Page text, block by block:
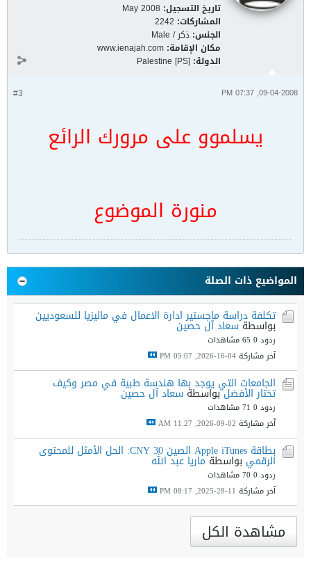
تاريخ التسجيل: May 2008
المشاركات: 2242
الجنس: ذكر / Male
مكان الإقامة: www.ienajah.com
الدولة: Palestine [PS]
#3 09-04-2008, 07:37 PM
يسلموو على مرورك الرائع
منورة الموضوع
المواضيع ذات الصلة
تكلفة دراسة ماجستير ادارة الاعمال في ماليزيا للسعوديين
بواسطةسعاد آل حصين
ردود 0
65 مشاهدات
آخر مشاركة04-16-2026, 05:07 PM
الجامعات التي يوجد بها هندسة طبية في مصر وكيف
تختار الأفضلبواسطة سعاد آل حصين
ردود 0
71 مشاهدات
آخر مشاركة 02-09-2026, 11:27 AM
بطاقة Apple iTunes الصين 30 CNY: الحل الأمثل للمحتوى
الرقمي بواسطةماريا عبد الله
ردود 0
70 مشاهدات
آخر مشاركة 11-28-2025, 08:17 PM
مشاهدة الكل